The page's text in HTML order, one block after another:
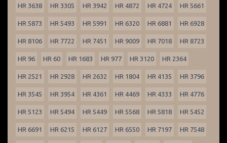
HR 3638 HR 3305 HR 3942 HR 4872 HR 4724 HR 5661
HR 5873 HR 5493 HR 5991 HR 6320 HR 6881 HR 6928
HR 8106 HR 7722 HR 7451 HR 9009 HR 7018 HR 8723
HR 96 HR 60 HR 1683 HR 977 HR 3120 HR 2364
HR 2521 HR 2928 HR 2632 HR 1804 HR 4135 HR 3796
HR 3545 HR 3954 HR 4361 HR 4469 HR 4333 HR 4776
HR 5123 HR 5494 HR 5449 HR 5568 HR 5818 HR 5452
HR 6691 HR 6215 HR 6127 HR 6550 HR 7197 HR 7548